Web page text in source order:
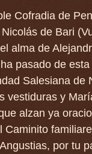
Cofradia de
de Bari
alma de
pasado de
Salesiana de
vestiduras y
alzan ya
Caminito
por tu